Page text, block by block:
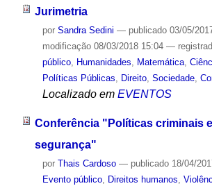
Jurimetria
por Sandra Sedini — publicado03/05/
modificação08/03/2018 15:04 —
público, Humanidades Matemática,
Políticas Públicas
Direito, Sociedade,
Localizado em EVENTOS
Conferência "Políticas criminais
segurança"
por Thais Cardoso — publicado18/04/
Evento público, Direitos humanos,